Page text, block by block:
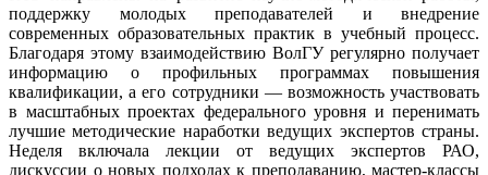
поддержку молодых преподавателей и внедрение
современных образовательных практик в учебный процесс.
Благодаря этому взаимодействию ВолГУ регулярно получает
информацию о профильных программах повышения
квалификации, а его сотрудники — возможность участвовать
в масштабных проектах федерального уровня и перенимать
лучшие методические наработки ведущих экспертов страны.
Неделя включала лекции от ведущих экспертов РАО,
дискуссии о новых подходах к преподаванию, мастер‑классы